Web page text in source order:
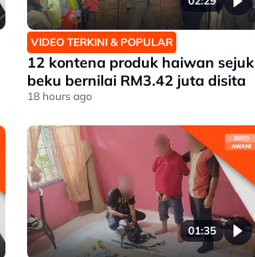
VIDEO TERKINI & POPULAR
12 kontena produk haiwan sejuk
beku bernilai RM3.42 juta disita
18 hours ago
01:35